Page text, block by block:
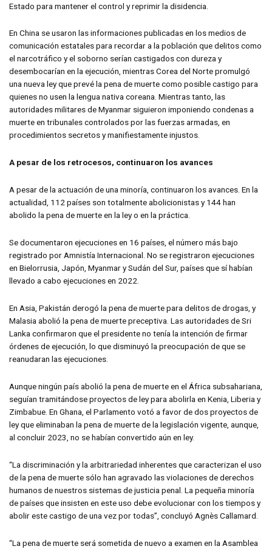
Estado para mantener el control y reprimir la disidencia.
En China se usaron las informaciones publicadas en los medios de
comunicación estatales para recordar a la población que delitos como
el narcotráfico y el soborno serían castigados con dureza y
desembocarían en la ejecución, mientras Corea del Norte promulgó
una nueva ley que prevé la pena de muerte como posible castigo para
quienes no usen la lengua nativa coreana. Mientras tanto, las
autoridades militares de Myanmar siguieron imponiendo condenas a
muerte en tribunales controlados por las fuerzas armadas, en
procedimientos secretos y manifiestamente injustos.
A pesar de los retrocesos, continuaron los avances
A pesar de la actuación de una minoría, continuaron los avances. En la
actualidad, 112 países son totalmente abolicionistas y 144 han
abolido la pena de muerte en la ley o en la práctica.
Se documentaron ejecuciones en 16 países, el número más bajo
registrado por Amnistía Internacional. No se registraron ejecuciones
en Bielorrusia, Japón, Myanmar y Sudán del Sur, países que sí habían
llevado a cabo ejecuciones en 2022.
En Asia, Pakistán derogó la pena de muerte para delitos de drogas, y
Malasia abolió la pena de muerte preceptiva. Las autoridades de Sri
Lanka confirmaron que el presidente no tenía la intención de firmar
órdenes de ejecución, lo que disminuyó la preocupación de que se
reanudaran las ejecuciones.
Aunque ningún país abolió la pena de muerte en el África subsahariana,
seguían tramitándose proyectos de ley para abolirla en Kenia, Liberia y
Zimbabue. En Ghana, el Parlamento votó a favor de dos proyectos de
ley que eliminaban la pena de muerte de la legislación vigente, aunque,
al concluir 2023, no se habían convertido aún en ley.
“La discriminación y la arbitrariedad inherentes que caracterizan el uso
de la pena de muerte sólo han agravado las violaciones de derechos
humanos de nuestros sistemas de justicia penal. La pequeña minoría
de países que insisten en este uso debe evolucionar con los tiempos y
abolir este castigo de una vez por todas”, concluyó Agnès Callamard.
“La pena de muerte será sometida de nuevo a examen en la Asamblea